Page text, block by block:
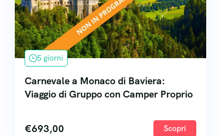
5 giorni
Carnevale a Monaco di Baviera:
Viaggio di Gruppo con Camper Proprio
€693,00 Scopri